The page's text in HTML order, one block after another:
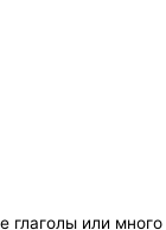
глаголы или много